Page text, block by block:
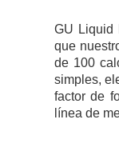
GU Liquid
que
de 100
simples,
factor de
línea de